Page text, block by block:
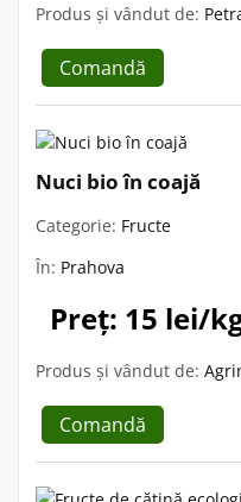
Produs și vândut de:
Comandă
Nuci bio în coajă
Categorie: Fructe
În: Prahova
Preț: 15 lei/
Produs și vândut de:
Comandă